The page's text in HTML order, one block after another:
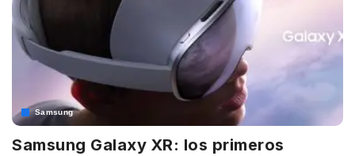
Samsung
Samsung Galaxy XR: los primeros